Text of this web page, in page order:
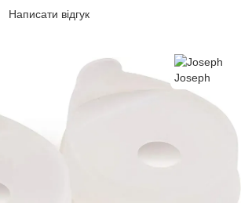
Написати відгук